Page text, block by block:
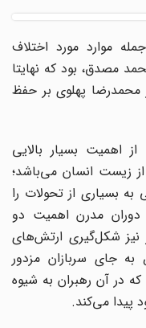
موارد مورد اختلاف
مصدق، بود که نهایتا
اصرار محمدرضا پهلوی بر حفظ
بسیار بالایی
زیست انسان می‌باشد؛
بسیاری از تحولات را
مدرن اهمیت دو
شکل‌گیری ارتش‌های
جای سربازان مزدور
آن رهبران به شیوه
پیدا می‌کند.